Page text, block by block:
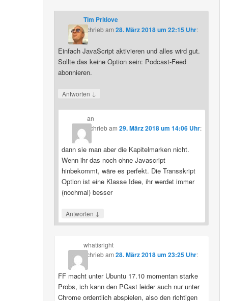
Tim Pritlove
schriebam 28. März 2018 um 22:15 Uhr:
Einfach JavaScript aktivieren und alles wird gut.
Sollte das keine Option sein: Podcast-Feed
abonnieren.
Antworten ↓
an
schriebam29. März 2018 um 14:06 Uhr:
dann sie man aber die Kapitelmarken nicht.
Wenn ihr das noch ohne Javascript
hinbekommt, wäre es perfekt. Die Transskript
Option ist eine Klasse Idee, ihr werdet immer
(nochmal) besser
Antworten ↓
whatisright
schriebam 28. März 2018 um 23:25 Uhr:
FF macht unter Ubuntu 17.10 momentan starke
Probs, ich kann den PCast leider auch nur unter
Chrome ordentlich abspielen, also den richtigen